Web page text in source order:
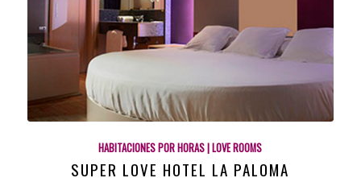
HABITACIONES POR HORAS | LOVE ROOMS
SUPER LOVE HOTEL LA PALOMA